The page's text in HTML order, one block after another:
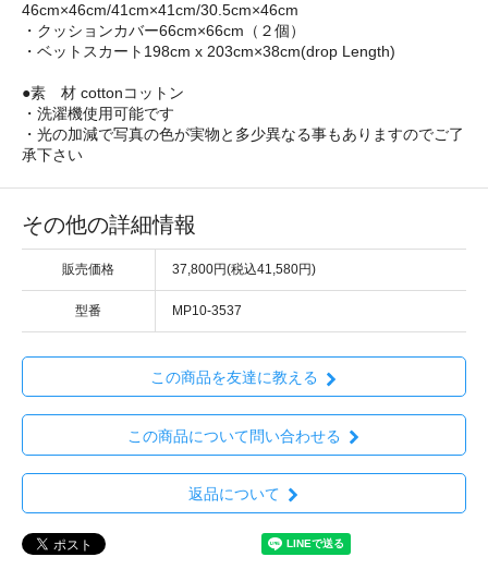
46cm×46cm/41cm×41cm/30.5cm×46cm
・クッションカバー66cm×66cm（２個）
・ベットスカート198cm x 203cm×38cm(drop Length)
●素 材 cottonコットン
・洗濯機使用可能です
・光の加減で写真の色が実物と多少異なる事もありますのでご了
承下さい
その他の詳細情報
販売価格 37,800円(税込41,580円)
型番 MP10-3537
この商品を友達に教える
この商品について問い合わせる
返品について